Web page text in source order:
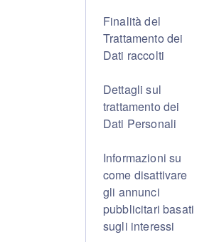
Finalità del
Trattamento dei
Dati raccolti
Dettagli sul
trattamento dei
Dati Personali
Informazioni su
come disattivare
gli annunci
pubblicitari basati
sugli interessi